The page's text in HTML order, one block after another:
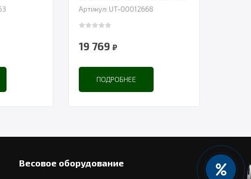
600
Артикул: UT-00012668
19 769 ₽
ПОДРОБНЕЕ
Весовое оборудование